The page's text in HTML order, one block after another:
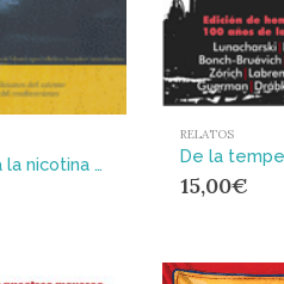
Adicción a la nicotina y otras obsesiones : 18 relatos griegos
RELATOS
15,00€